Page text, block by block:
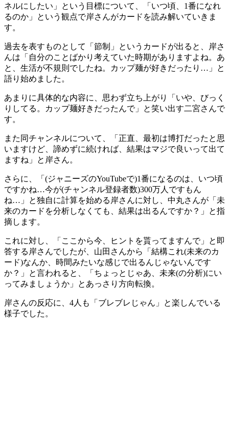
ネルにしたい」という目標について、「いつ頃、1番になれ
るのか」という観点で岸さんがカードを読み解いていきま
す。
過去を表すものとして「節制」というカードが出ると、岸さ
んは「自分のことばかり考えていた時期がありますよね。あ
と、生活が不規則でしたね。カップ麺が好きだったり…」と
語り始めました。
あまりに具体的な内容に、思わず立ち上がり「いや、びっく
りしてる。カップ麺好きだったんで」と笑い出す二宮さんで
す。
また同チャンネルについて、「正直、最初は博打だったと思
いますけど、諦めずに続ければ、結果はマジで良いって出て
ますね」と岸さん。
さらに、「(ジャニーズのYouTubeで)1番になるのは、いつ頃
ですかね…今が(チャンネル登録者数)300万人ですもん
ね…」と独自に計算を始める岸さんに対し、中丸さんが「未
来のカードを分析しなくても、結果は出るんですか？」と指
摘します。
これに対し、「ここから今、ヒントを貰ってますんで」と即
答する岸さんでしたが、山田さんから「結構これ(未来のカ
ード)なんか、時間みたいな感じで出るんじゃないんです
か？」と言われると、「ちょっとじゃあ、未来(の分析)にい
ってみましょうか」とあっさり方向転換。
岸さんの反応に、4人も「ブレブレじゃん」と楽しんでいる
様子でした。